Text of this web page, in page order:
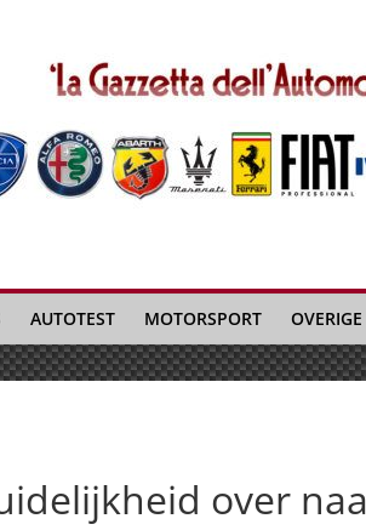
AUTOTEST MOTORSPORT OVERIGE
over